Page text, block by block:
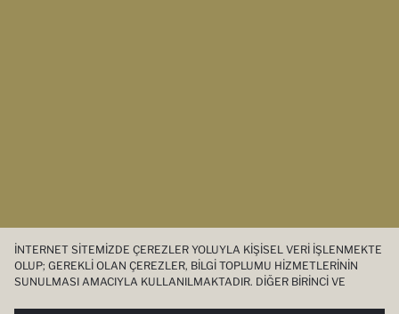
İNTERNET SITEMIZDE ÇEREZLER YOLUYLA KIŞISEL VERI IŞLENMEKTE
OLUP; GEREKLI OLAN ÇEREZLER, BILGI TOPLUMU HIZMETLERININ
SUNULMASI AMACIYLA KULLANILMAKTADIR. DIĞER BIRINCI VE